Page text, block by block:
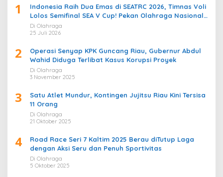
1
Indonesia Raih Dua Emas di SEATRC 2026, Timnas Voli
Lolos Semifinal SEA V Cup! Pekan Olahraga Nasional
Bergemuruh
Di Olahraga
25 Juli 2026
2
Operasi Senyap KPK Guncang Riau, Gubernur Abdul
Wahid Diduga Terlibat Kasus Korupsi Proyek
Di Olahraga
3 November 2025
3
Satu Atlet Mundur, Kontingen Jujitsu Riau Kini Tersisa
11 Orang
Di Olahraga
21 Oktober 2025
4
Road Race Seri 7 Kaltim 2025 Berau diTutup Laga
dengan Aksi Seru dan Penuh Sportivitas
Di Olahraga
5 Oktober 2025